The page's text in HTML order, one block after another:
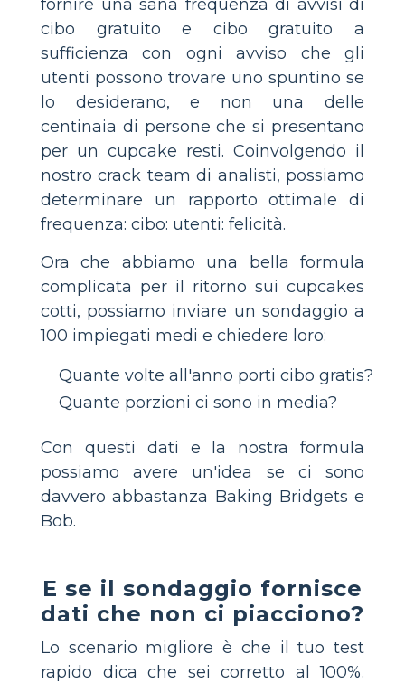
fornire una sana frequenza di avvisi di
cibo gratuito e cibo gratuito a
sufficienza con ogni avviso che gli
utenti possono trovare uno spuntino se
lo desiderano, e non una delle
centinaia di persone che si presentano
per un cupcake resti. Coinvolgendo il
nostro crack team di analisti, possiamo
determinare un rapporto ottimale di
frequenza: cibo: utenti: felicità.
Ora che abbiamo una bella formula
complicata per il ritorno sui cupcakes
cotti, possiamo inviare un sondaggio a
100 impiegati medi e chiedere loro:
Quante volte all'anno porti cibo gratis?
Quante porzioni ci sono in media?
Con questi dati e la nostra formula
possiamo avere un'idea se ci sono
davvero abbastanza Baking Bridgets e
Bob.
E se il sondaggio fornisce
dati che non ci piacciono?
Lo scenario migliore è che il tuo test
rapido dica che sei corretto al 100%.